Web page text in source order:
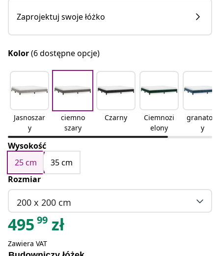
Zaprojektuj swoje łóżko
Kolor(6 dostępne opcje)
Jasnoszar
y
ciemno
szary
Czarny
Ciemnozi
elony
granatow
y
Wysokość
25 cm
35 cm
Rozmiar
200 x 200 cm
495 99 zł
Zawiera VAT